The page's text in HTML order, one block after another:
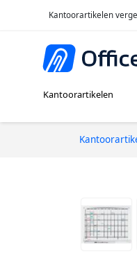
Kantoorartikelen
Kantoorartikelen